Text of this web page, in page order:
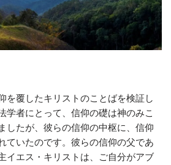
を覆したキリストのことばを検証し
学者にとって、信仰の礎は神のみこ
したが、彼らの信仰の中枢に、信仰
ていたのです。彼らの信仰の父であ
イエス・キリストは、ご自分がアブ